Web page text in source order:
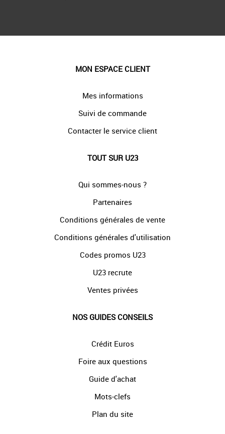
MON ESPACE CLIENT
Mes informations
Suivi de commande
Contacter le service client
TOUT SUR U23
Qui sommes-nous ?
Partenaires
Conditions générales de vente
Conditions générales d'utilisation
Codes promos U23
U23 recrute
Ventes privées
NOS GUIDES CONSEILS
Crédit Euros
Foire aux questions
Guide d'achat
Mots-clefs
Plan du site